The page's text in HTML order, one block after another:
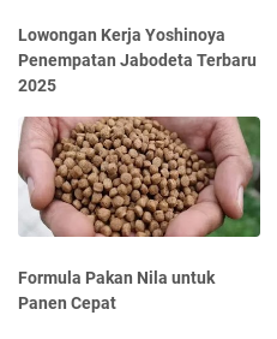
Lowongan Kerja Yoshinoya
Penempatan Jabodeta Terbaru
2025
Formula Pakan Nila untuk
Panen Cepat